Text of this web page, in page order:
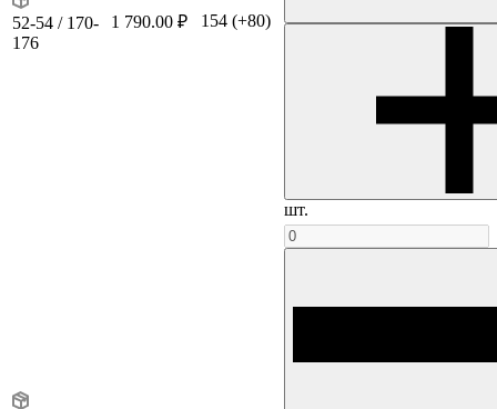
52-54 / 170-
176
1 790.00 ₽ 154 (+80)
шт.